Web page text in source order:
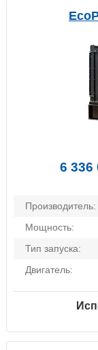
6 336
Производитель:
Мощность:
Тип запуска:
Двигатель: